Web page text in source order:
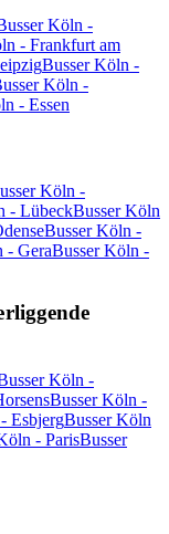
Köln -
- Frankfurt am
Busser Köln -
Köln -
- Essen
Köln -
- LübeckBusser Köln
Busser Köln -
- GeraBusser Köln -
Köln -
Busser Köln -
EsbjergBusser Köln
- ParisBusser